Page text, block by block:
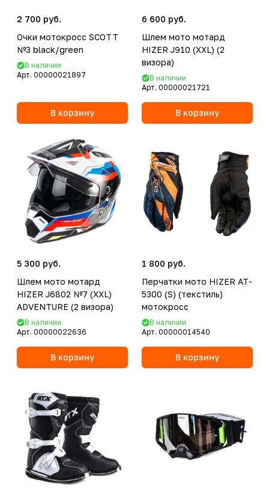
2 700 руб.
Очки мотокросс SCOTT
№3 black/green
В наличии
Арт. 00000021897
В корзину
6 600 руб.
Шлем мото мотард
HIZER J910 (XXL) (2
визора)
В наличии
Арт. 00000021721
В корзину
5 300 руб.
Шлем мото мотард
HIZER J6802 №7 (XXL)
ADVENTURE (2 визора)
В наличии
Арт. 00000022636
В корзину
1 800 руб.
Перчатки мото HIZER AT-
5300 (S) (текстиль)
мотокросс
В наличии
Арт. 00000014540
В корзину